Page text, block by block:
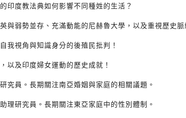
印度教法典如何影響不同種姓的生活？
與弱勢並存、充滿動能的尼赫魯大學，以及重視歷史脈
我視角與知識身分的後殖民批判！
以及印度婦女運動的歷史成就！
究員。長期關注南亞婚姻與家庭的相關議題。
理研究員。長期關注東亞家庭中的性別體制。